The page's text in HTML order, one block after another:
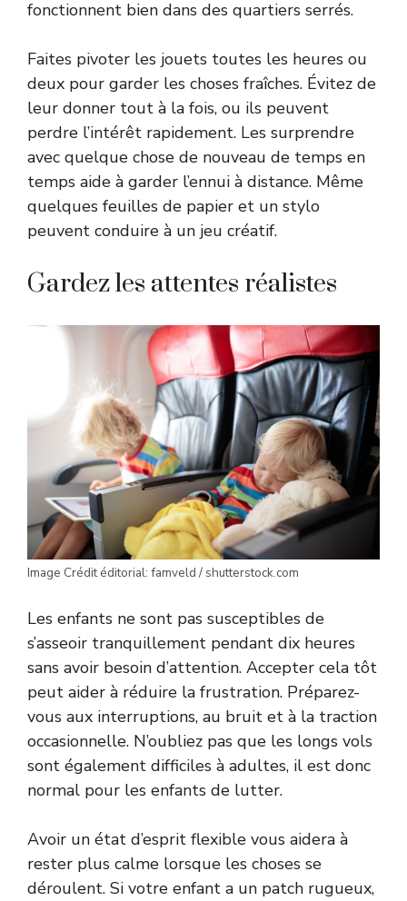
fonctionnent bien dans des quartiers serrés.
Faites pivoter les jouets toutes les heures ou
deux pour garder les choses fraîches. Évitez de
leur donner tout à la fois, ou ils peuvent
perdre l’intérêt rapidement. Les surprendre
avec quelque chose de nouveau de temps en
temps aide à garder l’ennui à distance. Même
quelques feuilles de papier et un stylo
peuvent conduire à un jeu créatif.
Gardez les attentes réalistes
Image Crédit éditorial: famveld / shutterstock.com
Les enfants ne sont pas susceptibles de
s’asseoir tranquillement pendant dix heures
sans avoir besoin d’attention. Accepter cela tôt
peut aider à réduire la frustration. Préparez-
vous aux interruptions, au bruit et à la traction
occasionnelle. N’oubliez pas que les longs vols
sont également difficiles à adultes, il est donc
normal pour les enfants de lutter.
Avoir un état d’esprit flexible vous aidera à
rester plus calme lorsque les choses se
déroulent. Si votre enfant a un patch rugueux,